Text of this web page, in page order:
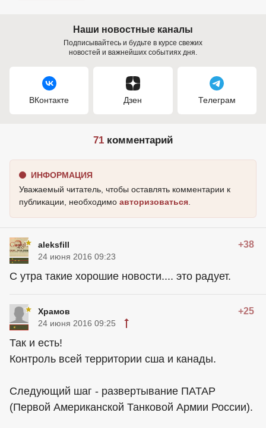
Наши новостные каналы
Подписывайтесь и будьте в курсе свежих
новостей и важнейших событиях дня.
ВКонтакте Дзен Телеграм
71 комментарий
ИНФОРМАЦИЯ
Уважаемый читатель, чтобы оставлять комментарии к
публикации, необходимо авторизоваться
aleksfill +38
24 июня 2016 09:23
С утра такие хорошие новости.... это радует.
Храмов +25
24 июня 2016 09:25
Так и есть!
Контроль всей территории сша и канады.
Следующий шаг - развертывание ПАТАР
(Первой Американской Танковой Армии России).